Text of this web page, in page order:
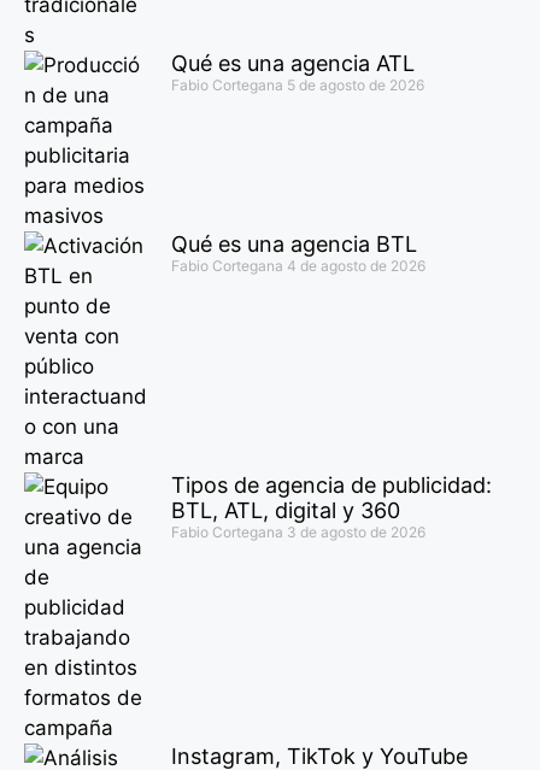
Qué es una agencia ATL
Fabio Cortegana 5 de agosto de 2026
Qué es una agencia BTL
Fabio Cortegana 4 de agosto de 2026
Tipos de agencia de publicidad:
BTL, ATL, digital y 360
Fabio Cortegana 3 de agosto de 2026
Instagram, TikTok y YouTube